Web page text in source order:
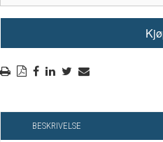
BESKRIVELSE